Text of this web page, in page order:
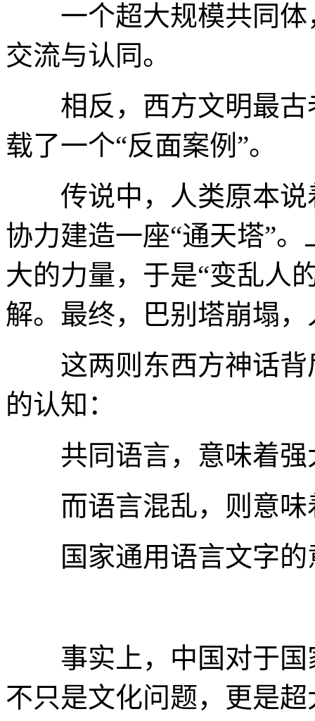
一个超大规模共同体
交流与认同。
相反，西方文明最古
载了一个“反面案例”。
传说中，人类原本说
协力建造一座“通天塔”
大的力量，于是“变乱人
解。最终，巴别塔崩塌
这两则东西方神话背
的认知：
共同语言，意味着强
而语言混乱，则意味
国家通用语言文字的
事实上，中国对于国
不只是文化问题，更是